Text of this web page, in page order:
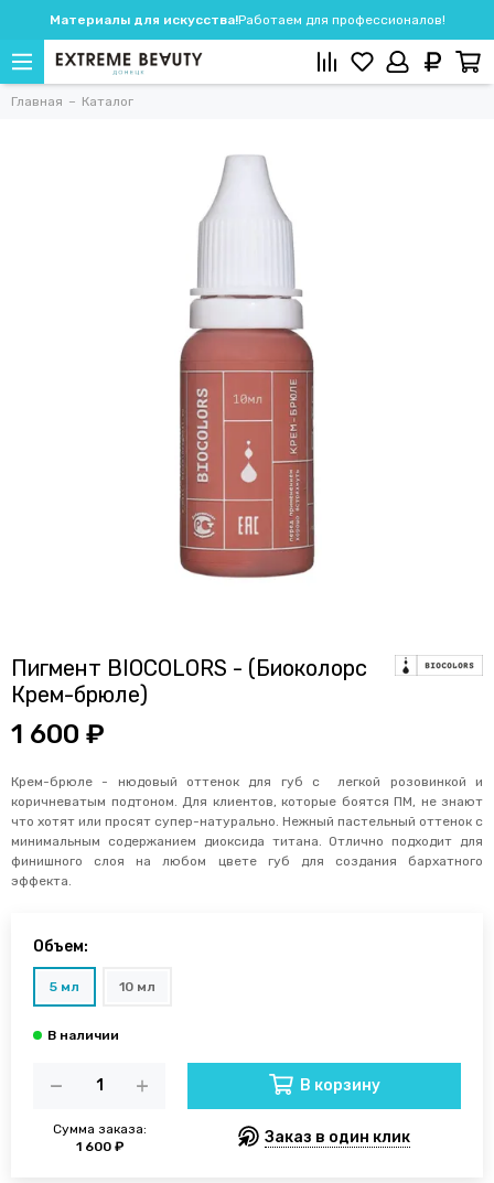
Материалы для искусства!Работаем для профессионалов!
Главная Каталог
Пигмент BIOCOLORS - (Биоколорс
Крем-брюле)
1 600 ₽
Крем-брюле - нюдовый оттенок для губ с легкой розовинкой и
коричневатым подтоном. Для клиентов, которые боятся ПМ, не знают
что хотят или просят супер-натурально. Нежный пастельный оттенок с
минимальным содержанием диоксида титана. Отлично подходит для
финишного слоя на любом цвете губ для создания бархатного
эффекта.
Объем:
5 мл 10 мл
Сумма заказа:
1 600 ₽
В корзину
Заказ в один клик